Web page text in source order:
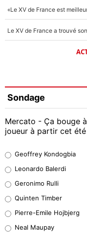
Sondage
Mercato - Ça bouge
joueur à partir cet été
38%
32%
5%
Geoffrey Kondogbia
Leonardo Balerdi
Geronimo Rulli
Quinten Timber
Pierre-Emile Hojbjerg
Neal Maupay